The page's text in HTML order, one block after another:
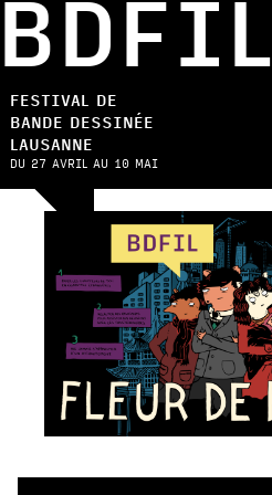
FESTIVAL DE
BANDE DESSINÉE
LAUSANNE
DU 27 AVRIL AU 10 MAI